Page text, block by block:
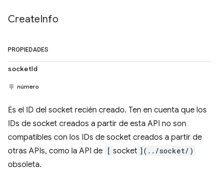
CreateInfo
PROPIEDADES
socketId
número
Es el ID del socket recién creado. Ten en cuenta que los
IDs de socket creados a partir de esta API no son
compatibles con los IDs de socket creados a partir de
otras APIs, como la API de [ socket ](../socket/)
obsoleta.